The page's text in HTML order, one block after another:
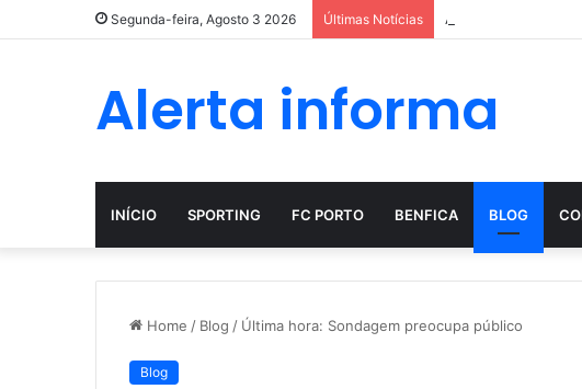
Segunda-feira, Agosto 3 2026 Últimas Notícias A evolução
Alerta informa
INÍCIO SPORTING FC PORTO BENFICA BLOG
Home / Blog / Última hora: Sondagem preocupa público
Blog